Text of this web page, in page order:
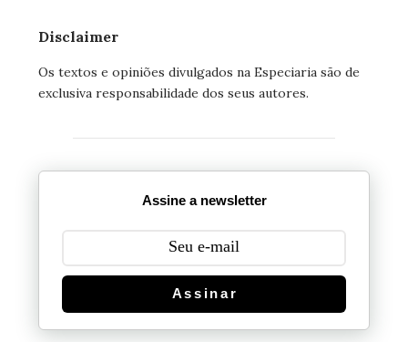
Disclaimer
Os textos e opiniões divulgados na Especiaria são de
exclusiva responsabilidade dos seus autores.
Assine a newsletter
Assinar